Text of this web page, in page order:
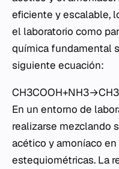
eficiente y escalable,
el laboratorio como
química fundamental
siguiente ecuación:
En un entorno de
realizarse mezclando
acético y amoníaco
estequiométricas. La